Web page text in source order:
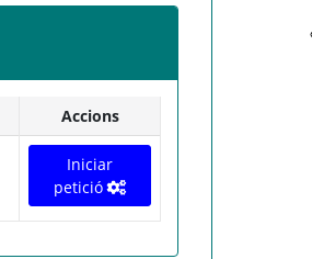
Accions
Iniciar
petició